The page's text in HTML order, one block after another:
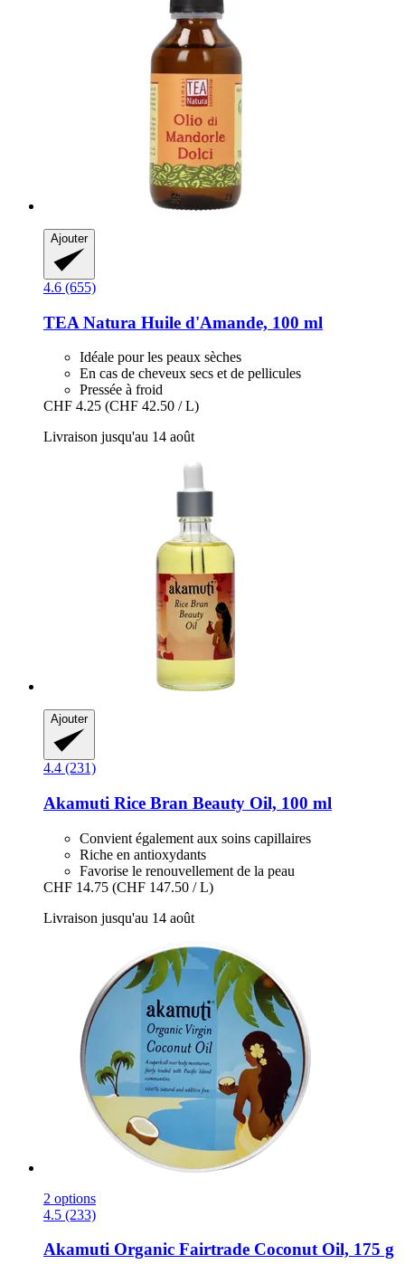
Ajouter
4.6 (655)
TEA Natura Huile d'Amande, 100 ml
Idéale pour les peaux sèches
En cas de cheveux secs et de pellicules
Pressée à froid
CHF 4.25 (CHF 42.50 / L)
Livraison jusqu'au 14 août
Ajouter
4.4 (231)
Akamuti Rice Bran Beauty Oil, 100 ml
Convient également aux soins capillaires
Riche en antioxydants
Favorise le renouvellement de la peau
CHF 14.75 (CHF 147.50 / L)
Livraison jusqu'au 14 août
2 options
4.5 (233)
Akamuti Organic Fairtrade Coconut Oil, 175 g